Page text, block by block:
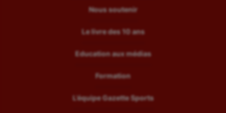
Nous soutenir
Le livre des 10 ans
Education aux médias
Formation
L’équipe Gazette Sports